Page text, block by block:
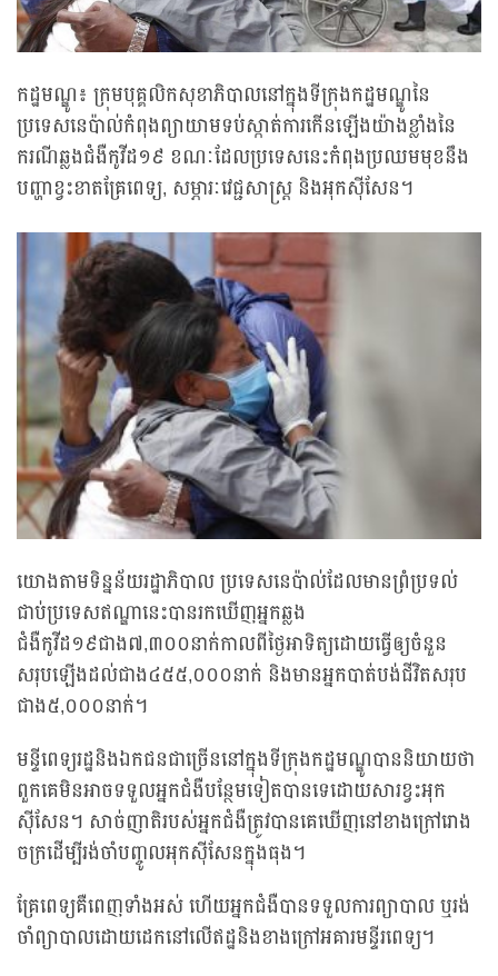
កដ្ឋមណ្ឌូ៖ ក្រុមបុគ្គលិកសុខាភិបាលនៅក្នុងទីក្រុងកដ្ឋមណ្ឌូនៃ
ប្រទេសនេប៉ាល់កំពុងព្យាយាមទប់ស្កាត់ការកើនឡើងយ៉ាងខ្លាំងនៃ
ករណីឆ្លងជំងឺកូវីដ១៩ ខណៈដែលប្រទេសនេះកំពុងប្រឈមមុខនឹង
បញ្ហាខ្វះខាតគ្រែពេទ្យ, សម្ភារៈវេជ្ជសាស្ត្រ និងអុកស៊ីសែន។
យោងតាមទិន្នន័យរដ្ឋាភិបាល ប្រទេសនេប៉ាល់ដែលមានព្រំប្រទល់
ជាប់ប្រទេសឥណ្ឌានេះបានរកឃើញអ្នកឆ្លង
ជំងឺកូវីដ១៩ជាង៧,៣០០នាក់កាលពីថ្ងៃអាទិត្យដោយធ្វើឲ្យចំនួន
សរុបឡើងដល់ជាង៤៥៥,០០០នាក់ និងមានអ្នកបាត់បង់ជីវិតសរុប
ជាង៥,០០០នាក់។
មន្ទីពេទ្យរដ្ឋនិងឯកជនជាច្រើននៅក្នុងទីក្រុងកដ្ឋមណ្ឌូបាននិយាយថា
ពួកគេមិនអាចទទួលអ្នកជំងឺបន្ថែមទៀតបានទេដោយសារខ្វះអុក
ស៊ីសែន។ សាច់ញាតិរបស់អ្នកជំងឺត្រូវបានគេឃើញនៅខាងក្រៅរោង
ចក្រដើម្បីរង់ចាំបញ្ចូលអុកស៊ីសែនក្នុងធុង។
គ្រែពេទ្យគឺពេញទាំងអស់ ហើយអ្នកជំងឺបានទទួលការព្យាបាល ឬរង់
ចាំព្យាបាលដោយដេកនៅលើឥដ្ឋនិងខាងក្រៅអគារមន្ទីរពេទ្យ។